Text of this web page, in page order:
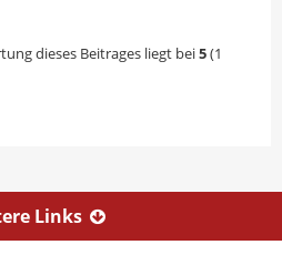
dieses Beitrages liegt bei5(1
Links